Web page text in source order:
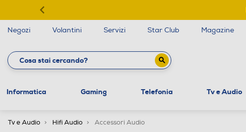
Negozi Volantini Servizi Star Club Magazine
Informatica Gaming Telefonia Tv e Audio
Tv e Audio Hifi Audio Accessori Audio